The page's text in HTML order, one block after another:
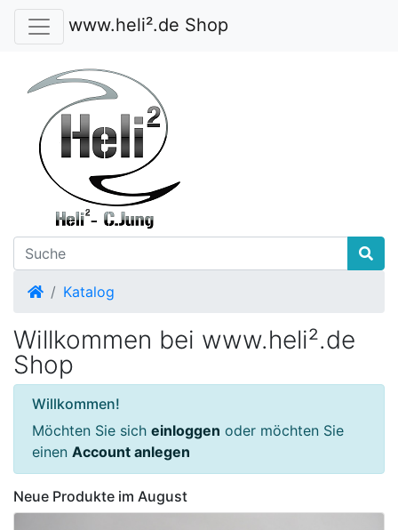
www.heli².de Shop
Startseite
Katalog
Willkommen bei www.heli².de
Shop
Willkommen!
Möchten Sie sich einloggen oder möchten Sie
einen Account anlegen
Neue Produkte im August